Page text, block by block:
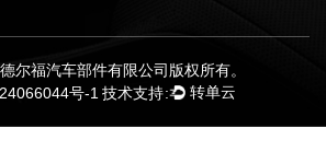
尔福汽车部件有限公司版权所有。
号-1